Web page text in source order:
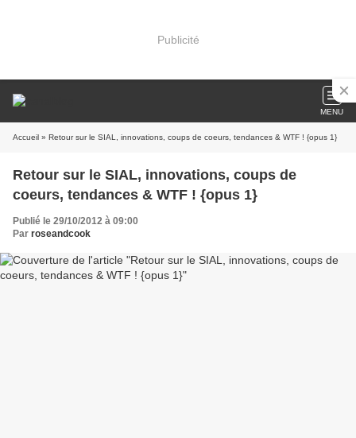
Publicité
MENU
Accueil » Retour sur le SIAL, innovations, coups de coeurs, tendances & WTF ! {opus 1}
Retour sur le SIAL, innovations, coups de
coeurs, tendances & WTF ! {opus 1}
Publié le 29/10/2012 à 09:00
Par roseandcook